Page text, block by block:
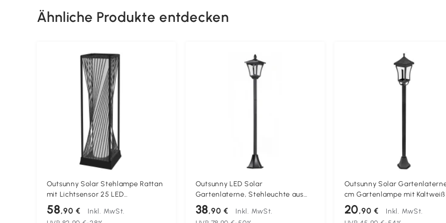
Ähnliche Produkte entdecken
Outsunny Solar Stehlampe Rattan
mit Lichtsensor 25 LED
Solarlampen im Boho-Stil IP44
Spritzwassergeschützt
58,90 €
Inkl. MwSt.
Outsunny LED Solar
Gartenlaterne, Stehleuchte aus
Edelstahl Gartenlampe 160 cm
hoch Windlicht Außenleuchte IP44,
38,90 €
Inkl. MwSt.
Outsunny Solar
cm Gartenlampe mit Kaltweiß
Licht, Lichtsensor IP44
20,90 €
Inkl. MwSt.